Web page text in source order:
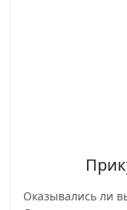
Оказывались ли